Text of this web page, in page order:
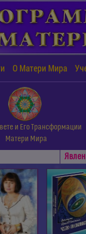
О Матери Мира
и Его Трансформации
Матери Мира